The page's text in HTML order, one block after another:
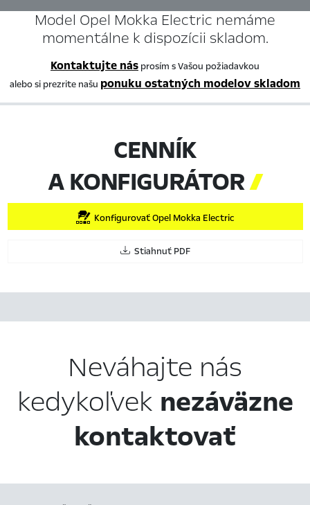
Model Opel Mokka Electric nemáme
momentálne k dispozícii skladom.
Kontaktujte nás prosím s Vašou požiadavkou
alebo si prezrite našu ponuku ostatných modelov skladom
CENNÍK
A KONFIGURÁTOR
Konfigurovať Opel Mokka Electric
Stiahnuť PDF
Neváhajte nás
kedykoľvek nezáväzne
kontaktovať